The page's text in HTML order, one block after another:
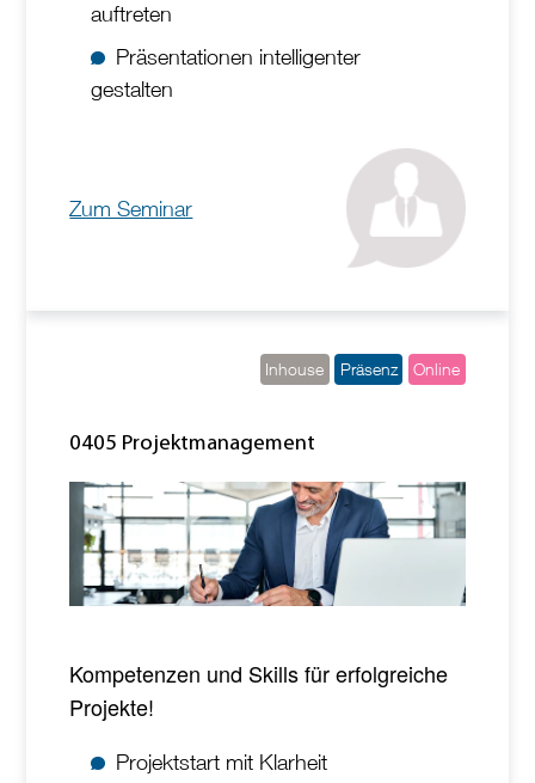
auftreten
Präsentationen intelligenter
gestalten
Zum Seminar
Inhouse Präsenz Online
0405 Projektmanagement
Kompetenzen und Skills für erfolgreiche
Projekte!
Projektstart mit Klarheit